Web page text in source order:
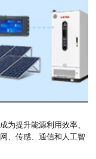
为提升能源利用效率、
、传感、通信和人工智
控和管理，助力多能互